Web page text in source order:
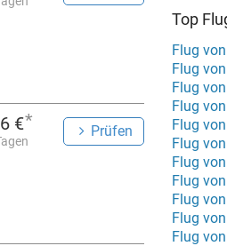
€*
Prüfen
Top
Flug
Flug
Flug
Flug
Flug
Flug
Flug
Flug
Flug
Flug